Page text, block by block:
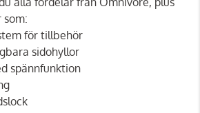
som:
för tillbehör
sidohyllor
spännfunktion